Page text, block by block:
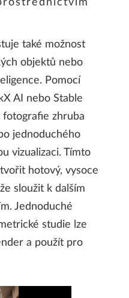
také možnost
objektů nebo
Pomocí
AI nebo Stable
fotografie zhruba
jednoduchého
vizualizaci. Tímto
hotový, vysoce
sloužit k dalším
Jednoduché
studie lze
a použít pro